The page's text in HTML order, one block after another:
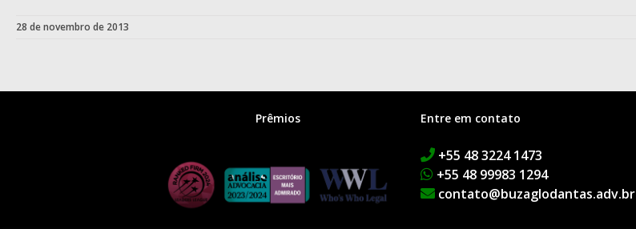
28 de novembro de 2013
Prêmios Entre em contato
+55 48 3224 1473
+55 48 99983 1294
contato@buzaglodantas.adv.br